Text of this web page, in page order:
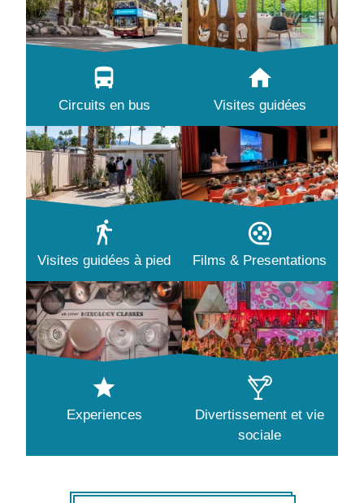
Circuits en bus Visites guidées
Visites guidées à pied Films & Presentations
Experiences
Divertissement et vie
sociale